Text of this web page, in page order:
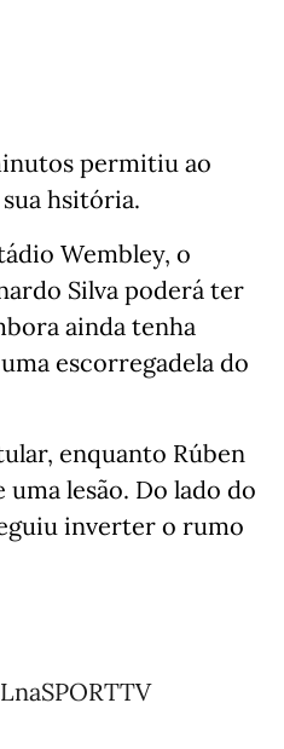
permitiu ao
hsitória.
Wembley, o
Silva poderá ter
ainda tenha
escorregadela do
enquanto Rúben
lesão. Do lado do
inverter o rumo